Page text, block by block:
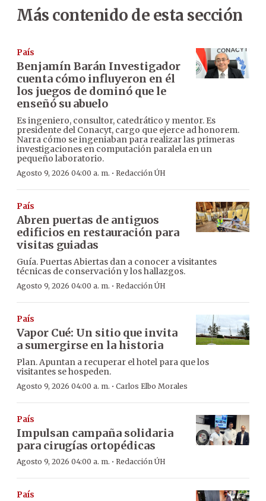
Más contenido de esta sección
País
Benjamín Barán Investigador
cuenta cómo influyeron en él
los juegos de dominó que le
enseñó su abuelo
Es ingeniero, consultor, catedrático y mentor. Es
presidente del Conacyt, cargo que ejerce ad honorem.
Narra cómo se ingeniaban para realizar las primeras
investigaciones en computación paralela en un
pequeño laboratorio.
Agosto 9, 2026 04:00 a. m. · Redacción ÚH
País
Abren puertas de antiguos
edificios en restauración para
visitas guiadas
Guía. Puertas Abiertas dan a conocer a visitantes
técnicas de conservación y los hallazgos.
Agosto 9, 2026 04:00 a. m. · Redacción ÚH
País
Vapor Cué: Un sitio que invita
a sumergirse en la historia
Plan. Apuntan a recuperar el hotel para que los
visitantes se hospeden.
Agosto 9, 2026 04:00 a. m. · Carlos Elbo Morales
País
Impulsan campaña solidaria
para cirugías ortopédicas
Agosto 9, 2026 04:00 a. m. · Redacción ÚH
País